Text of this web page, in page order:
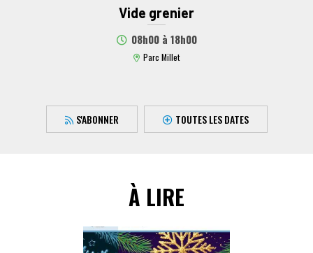
Vide grenier
08h00 à 18h00
Parc Millet
S'ABONNER TOUTES LES DATES
À LIRE